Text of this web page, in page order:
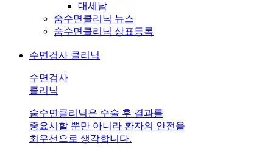
대세남
숨수면클리닉 뉴스
숨수면클리닉 상표등록
수면검사 클리닉
수면검사
클리닉
숨수면클리닉은 수술 후 결과를
중요시할 뿐만 아니라 환자의 안전을
최우선으로 생각합니다.